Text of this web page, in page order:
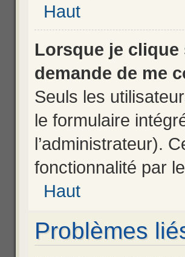
Haut
Lorsque je clique
demande de me
Seuls les
le formulaire
l’administrateur).
fonctionnalité par
Haut
Problèmes